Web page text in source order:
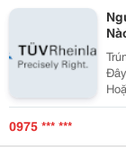
0975 *** ***